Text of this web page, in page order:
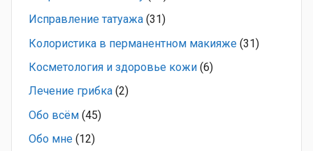
Исправление татуажа (31)
Колористика в перманентном макияже (31)
Косметология и здоровье кожи (6)
Лечение грибка (2)
Обо всём (45)
Обо мне (12)